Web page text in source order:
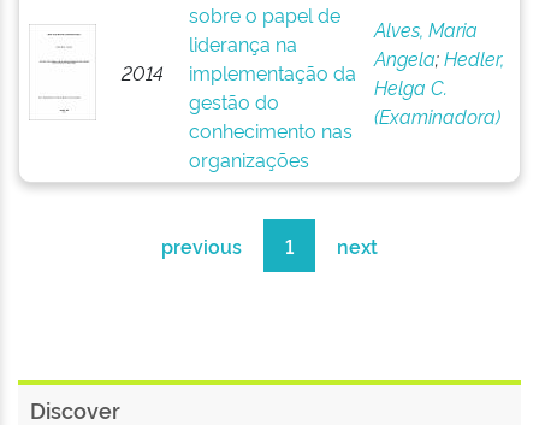
2014
sobre o papel de
liderança na
implementação da
gestão do
conhecimento nas
organizações
Alves, Maria
Angela;Hedler,
Helga C.
(Examinadora)
previous 1 next
Discover